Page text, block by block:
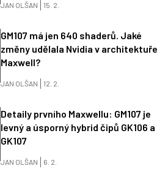
JAN OLŠAN 15. 2.
GM107 má jen 640 shaderů. Jaké
změny udělala Nvidia v architektuře
Maxwell?
JAN OLŠAN 12. 2.
Detaily prvního Maxwellu: GM107 je
levný a úsporný hybrid čipů GK106 a
GK107
JAN OLŠAN 6. 2.